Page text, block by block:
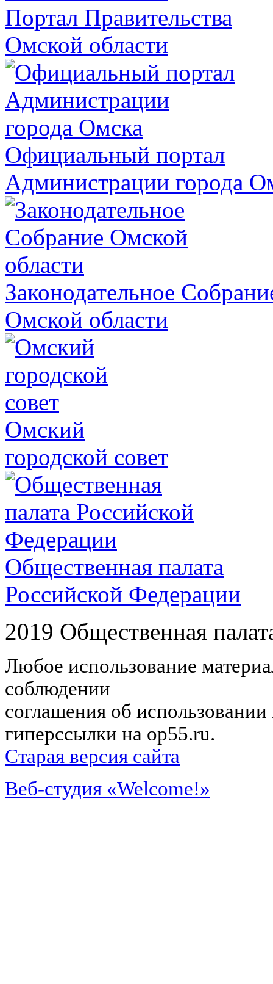
Портал Правительства
Омской области
Официальный портал
Администрации города
Законодательное
Омской области
Омский
городской совет
Общественная палата
Российской Федерации
2019 Общественная
Любое использование
соблюдении
соглашения об
гиперссылки на op55.ru.
Старая версия сайта
Веб-студия «Welcome!»